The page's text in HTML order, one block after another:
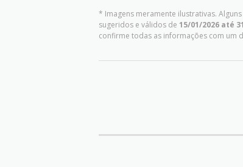
* Imagens meramente ilustrativas.
sugeridos e válidos de 15/01/2026 até
confirme todas as informações com um